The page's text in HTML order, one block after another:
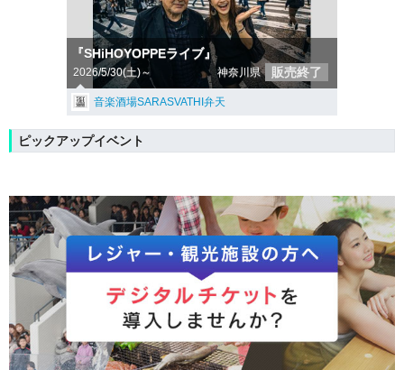
『SHiHOYOPPEライブ』
2026/5/30(土)～ 神奈川県 販売終了
音楽酒場SARASVATHI弁天
ピックアップイベント